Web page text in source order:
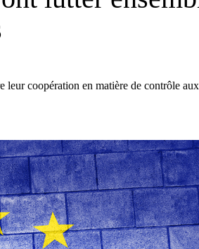
leur coopération en matière de contrôle